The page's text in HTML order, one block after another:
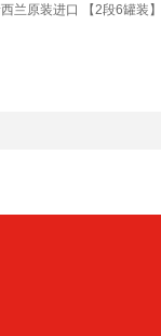
兰原装进口 【2段6罐装